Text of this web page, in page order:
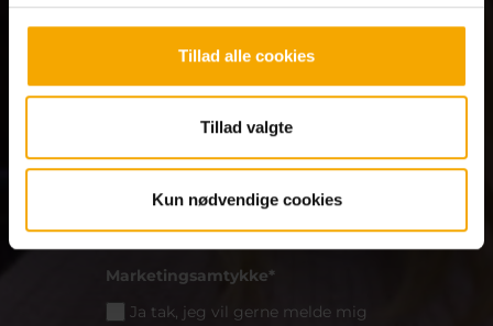
Tillad alle cookies
Tillad valgte
Kun nødvendige cookies
Primær Center*
Marketingsamtykke*
Ja tak, jeg vil gerne melde mig